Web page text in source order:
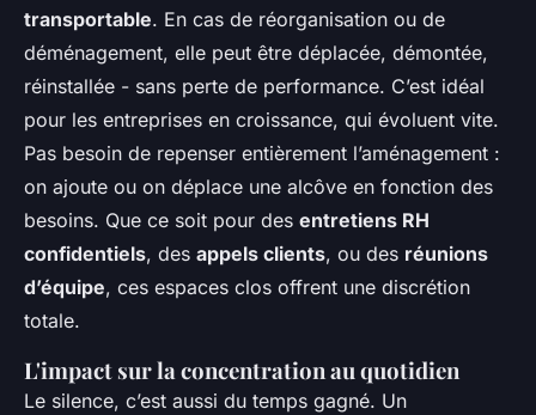
transportable. En cas de réorganisation ou de
déménagement, elle peut être déplacée, démontée,
réinstallée - sans perte de performance. C’est idéal
pour les entreprises en croissance, qui évoluent vite.
Pas besoin de repenser entièrement l’aménagement :
on ajoute ou on déplace une alcôve en fonction des
besoins. Que ce soit pour des entretiens RH
confidentiels, des appels clients, ou des réunions
d’équipe, ces espaces clos offrent une discrétion
totale.
L'impact sur la concentration au quotidien
Le silence, c’est aussi du temps gagné. Un